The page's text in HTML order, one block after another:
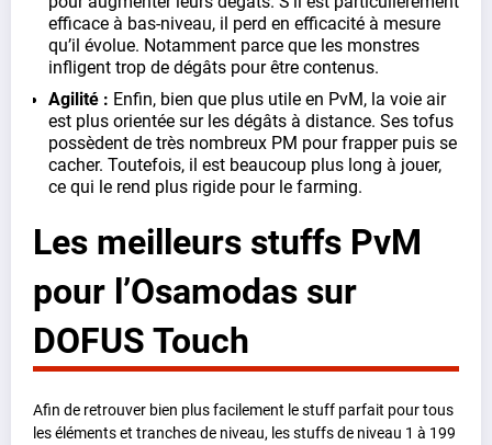
efficace à bas-niveau, il perd en efficacité à mesure
qu’il évolue. Notamment parce que les monstres
infligent trop de dégâts pour être contenus.
Agilité : Enfin, bien que plus utile en PvM, la voie air
est plus orientée sur les dégâts à distance. Ses tofus
possèdent de très nombreux PM pour frapper puis se
cacher. Toutefois, il est beaucoup plus long à jouer,
ce qui le rend plus rigide pour le farming.
Les meilleurs stuffs PvM
pour l’Osamodas sur
DOFUS Touch
Afin de retrouver bien plus facilement le stuff parfait pour tous
les éléments et tranches de niveau, les stuffs de niveau 1 à 199